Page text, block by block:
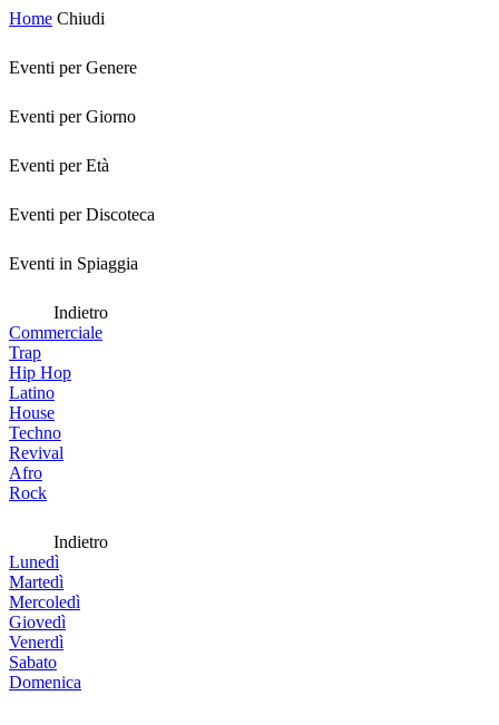
Home Chiudi
Eventi per Genere
Eventi per Giorno
Eventi per Età
Eventi per Discoteca
Eventi in Spiaggia
Indietro
Commerciale
Trap
Hip Hop
Latino
House
Techno
Revival
Afro
Rock
Indietro
Lunedì
Martedì
Mercoledì
Giovedì
Venerdì
Sabato
Domenica